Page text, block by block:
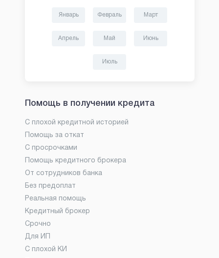
Январь Февраль Март
Апрель Май Июнь
Июль
Помощь в получении кредита
С плохой кредитной историей
Помощь за откат
С просрочками
Помощь кредитного брокера
От сотрудников банка
Без предоплат
Реальная помощь
Кредитный брокер
Срочно
Для ИП
С плохой КИ